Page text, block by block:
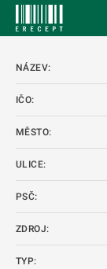
NÁZEV:
IČO:
MĚSTO:
ULICE:
PSČ:
ZDROJ:
TYP: